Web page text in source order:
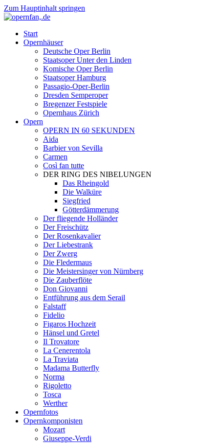
Zum Hauptinhalt springen
Start
Opernhäuser
Deutsche Oper Berlin
Staatsoper Unter den Linden
Komische Oper Berlin
Staatsoper Hamburg
Passagio-Oper-Berlin
Dresden Semperoper
Bregenzer Festspiele
Opernhaus Zürich
Opern
OPERN IN 60 SEKUNDEN
Aida
Barbier von Sevilla
Carmen
Così fan tutte
DER RING DES NIBELUNGEN
Das Rheingold
Die Walküre
Siegfried
Götterdämmerung
Der fliegende Holländer
Der Freischütz
Der Rosenkavalier
Der Liebestrank
Der Zwerg
Die Fledermaus
Die Meistersinger von Nürnberg
Die Zauberflöte
Don Giovanni
Entführung aus dem Serail
Falstaff
Fidelio
Figaros Hochzeit
Hänsel und Gretel
Il Trovatore
La Cenerentola
La Traviata
Madama Butterfly
Norma
Rigoletto
Tosca
Werther
Opernfotos
Opernkomponisten
Mozart
Giuseppe-Verdi